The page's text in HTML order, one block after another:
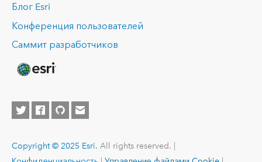
Блог Esri
Конференция пользователей
Саммит разработчиков
Copyright © 2025 Esri. All rights reserved. |